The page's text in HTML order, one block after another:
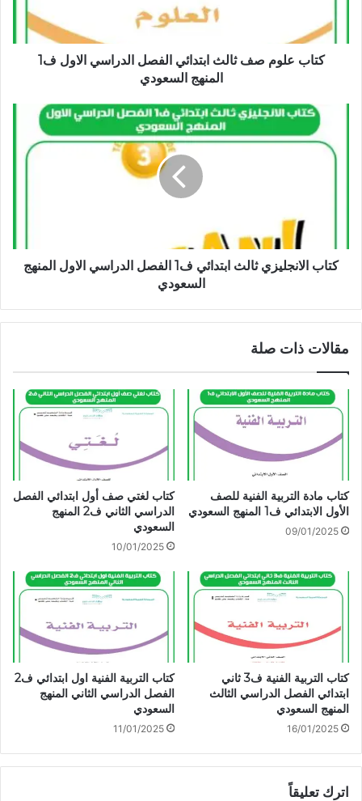
كتاب علوم صف ثالث ابتدائي الفصل الدراسي الاول ف1
المنهج السعودي
كتاب الانجليزي ثالث ابتدائي ف1 الفصل الدراسي الاول المنهج
السعودي
مقالات ذات صلة
كتاب مادة التربية الفنية للصف
الأول الابتدائي ف1 المنهج السعودي
09/01/2025
كتاب لغتي صف أول ابتدائي الفصل
الدراسي الثاني ف2 المنهج
السعودي
10/01/2025
كتاب التربية الفنية ف3 ثاني
ابتدائي الفصل الدراسي الثالث
المنهج السعودي
16/01/2025
كتاب التربية الفنية اول ابتدائي ف2
الفصل الدراسي الثاني المنهج
السعودي
11/01/2025
اترك تعليقاً